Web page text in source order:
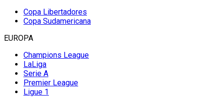
Copa Libertadores
Copa Sudamericana
EUROPA
Champions League
LaLiga
Serie A
Premier League
Ligue 1